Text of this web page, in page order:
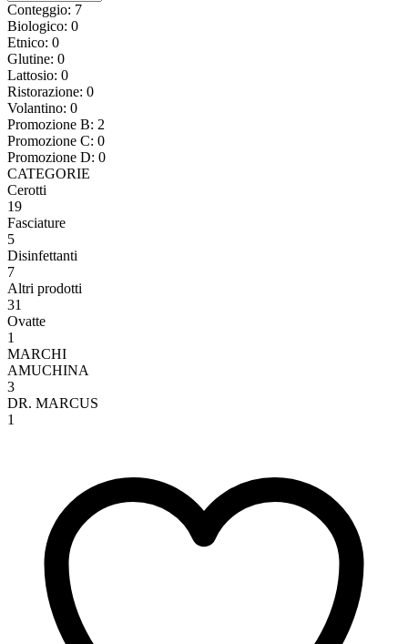
Conteggio: 7
Biologico: 0
Etnico: 0
Glutine: 0
Lattosio: 0
Ristorazione: 0
Volantino: 0
Promozione B: 2
Promozione C: 0
Promozione D: 0
CATEGORIE
Cerotti
19
Fasciature
5
Disinfettanti
7
Altri prodotti
31
Ovatte
1
MARCHI
AMUCHINA
3
DR. MARCUS
1